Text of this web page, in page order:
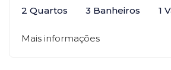
2 Quartos 3 Banheiros 1
Mais informações